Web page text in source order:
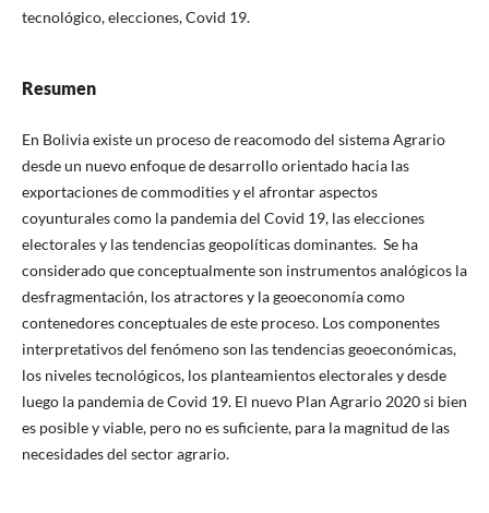
tecnológico, elecciones, Covid 19.
Resumen
En Bolivia existe un proceso de reacomodo del sistema Agrario
desde un nuevo enfoque de desarrollo orientado hacia las
exportaciones de commodities y el afrontar aspectos
coyunturales como la pandemia del Covid 19, las elecciones
electorales y las tendencias geopolíticas dominantes. Se ha
considerado que conceptualmente son instrumentos analógicos la
desfragmentación, los atractores y la geoeconomía como
contenedores conceptuales de este proceso. Los componentes
interpretativos del fenómeno son las tendencias geoeconómicas,
los niveles tecnológicos, los planteamientos electorales y desde
luego la pandemia de Covid 19. El nuevo Plan Agrario 2020 si bien
es posible y viable, pero no es suficiente, para la magnitud de las
necesidades del sector agrario.